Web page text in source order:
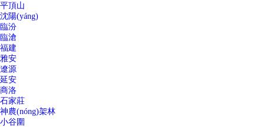
平頂山
沈陽(yáng)
臨汾
臨滄
福建
雅安
遼源
延安
商洛
石家莊
神農(nóng)架林
小谷圍